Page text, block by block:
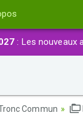
: Les nouveaux
Commun